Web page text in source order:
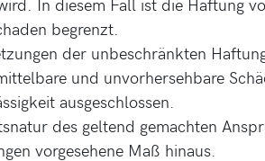
begrenzt.
der unbeschränkten
und unvorhersehbare
ausgeschlossen.
des geltend gemachten
vorgesehene Maß hinaus.